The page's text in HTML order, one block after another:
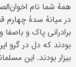
همۀ شما نام
در میانۀ سدۀ چهارم
برادرانی پاک و
بودند که دل در گرو
بیزار بودند. این